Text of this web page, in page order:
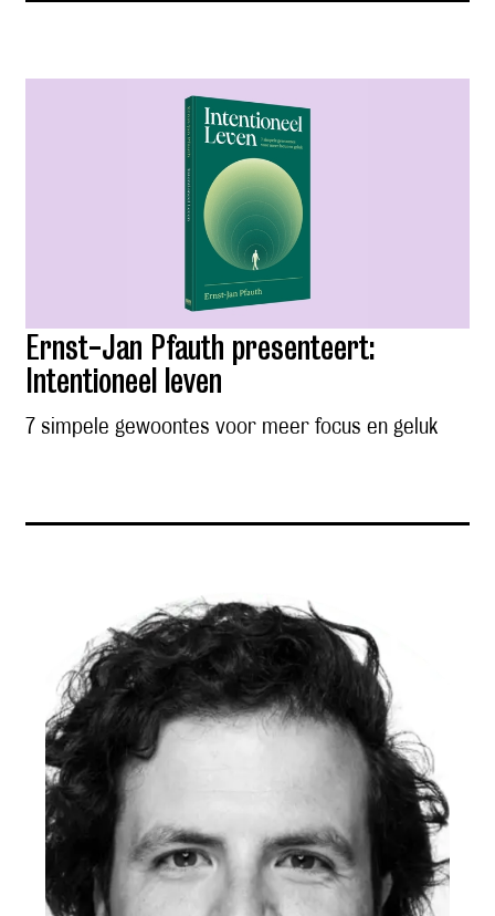
Ernst-Jan Pfauth presenteert:
Intentioneel leven
7 simpele gewoontes voor meer focus en geluk